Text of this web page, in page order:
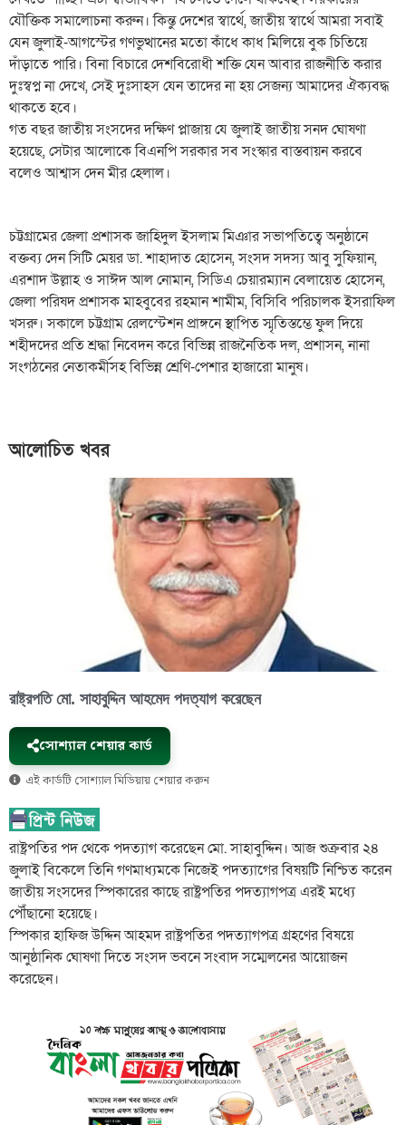
যৌক্তিক সমালোচনা করুন। কিন্তু দেশের স্বার্থে, জাতীয় স্বার্থে আমরা সবাই
যেন জুলাই-আগস্টের গণভুত্থানের মতো কাঁধে কাধ মিলিয়ে বুক চিতিয়ে
দাঁড়াতে পারি। বিনা বিচারে দেশবিরোধী শক্তি যেন আবার রাজনীতি করার
দুঃস্বপ্ন না দেখে, সেই দুঃসাহস যেন তাদের না হয় সেজন্য আমাদের ঐক্যবদ্ধ
থাকতে হবে।
গত বছর জাতীয় সংসদের দক্ষিণ প্লাজায় যে জুলাই জাতীয় সনদ ঘোষণা
হয়েছে, সেটার আলোকে বিএনপি সরকার সব সংস্কার বাস্তবায়ন করবে
বলেও আশ্বাস দেন মীর হেলাল।
চট্টগ্রামের জেলা প্রশাসক জাহিদুল ইসলাম মিঞার সভাপতিত্বে অনুষ্ঠানে
বক্তব্য দেন সিটি মেয়র ডা. শাহাদাত হোসেন, সংসদ সদস্য আবু সুফিয়ান,
এরশাদ উল্লাহ ও সাঈদ আল নোমান, সিডিএ চেয়ারম্যান বেলায়েত হোসেন,
জেলা পরিষদ প্রশাসক মাহবুবের রহমান শামীম, বিসিবি পরিচালক ইসরাফিল
খসরু। সকালে চট্টগ্রাম রেলস্টেশন প্রাঙ্গনে স্থাপিত স্মৃতিস্তম্ভে ফুল দিয়ে
শহীদদের প্রতি শ্রদ্ধা নিবেদন করে বিভিন্ন রাজনৈতিক দল, প্রশাসন, নানা
সংগঠনের নেতাকর্মীসহ বিভিন্ন শ্রেণি-পেশার হাজারো মানুষ।
আলোচিত খবর
রাষ্ট্রপতি মো. সাহাবুদ্দিন আহমেদ পদত্যাগ করেছেন
সোশ্যাল শেয়ার কার্ড
এই কার্ডটি সোশ্যাল মিডিয়ায় শেয়ার করুন
রাষ্ট্রপতির পদ থেকে পদত্যাগ করেছেন মো. সাহাবুদ্দিন। আজ শুক্রবার ২৪
জুলাই বিকেলে তিনি গণমাধ্যমকে নিজেই পদত্যাগের বিষয়টি নিশ্চিত করেন
জাতীয় সংসদের স্পিকারের কাছে রাষ্ট্রপতির পদত্যাগপত্র এরই মধ্যে
পৌঁছানো হয়েছে।
স্পিকার হাফিজ উদ্দিন আহমদ রাষ্ট্রপতির পদত্যাগপত্র গ্রহণের বিষয়ে
আনুষ্ঠানিক ঘোষণা দিতে সংসদ ভবনে সংবাদ সম্মেলনের আয়োজন
করেছেন।